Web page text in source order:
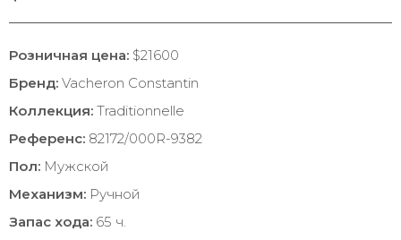
Розничная цена: $21600
Бренд: Vacheron Constantin
Коллекция: Traditionnelle
Референс: 82172/000R-9382
Пол: Мужской
Механизм: Ручной
Запас хода: 65 ч.